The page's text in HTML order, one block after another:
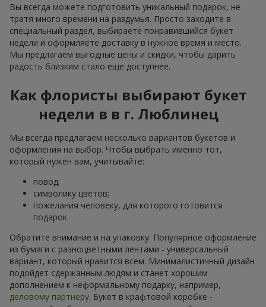
Вы всегда можете подготовить уникальный подарок, не
тратя много времени на раздумья. Просто заходите в
специальный раздел, выбираете понравившийся букет
недели и оформляете доставку в нужное время и место.
Мы предлагаем выгодные цены и скидки, чтобы дарить
радость близким стало еще доступнее.
Как флористы выбирают букет
недели в в г. Люблинец
Мы всегда предлагаем несколько вариантов букетов и
оформления на выбор. Чтобы выбрать именно тот,
который нужен вам, учитывайте:
повод;
символику цветов;
пожелания человеку, для которого готовится
подарок.
Обратите внимание и на упаковку. Популярное оформление
из бумаги с разноцветными лентами - универсальный
вариант, который нравится всем. Минималистичный дизайн
подойдет сдержанным людям и станет хорошим
дополнением к неформальному подарку, например,
деловому партнеру. Букет в крафтовой коробке -